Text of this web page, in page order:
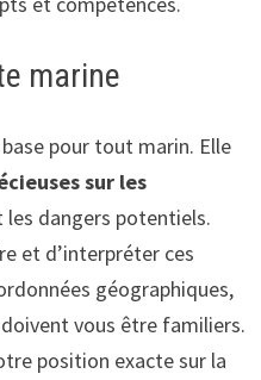
marine
pour tout marin. Elle
sur les
les dangers potentiels.
et d’interpréter ces
géographiques,
vous être familiers.
position exacte sur la